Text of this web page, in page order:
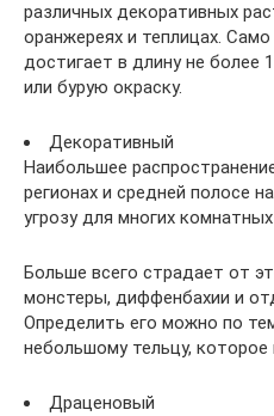
различных декоративных
оранжереях и теплицах.
достигает в длину не более
или бурую окраску.
Декоративный
Наибольшее
регионах и средней полосе
угрозу для многих
Больше всего страдает от
монстеры, диффенбахии и
Определить его можно по
небольшому тельцу,
Драценовый